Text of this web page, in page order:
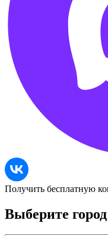
Получить бесплатную
Выберите город